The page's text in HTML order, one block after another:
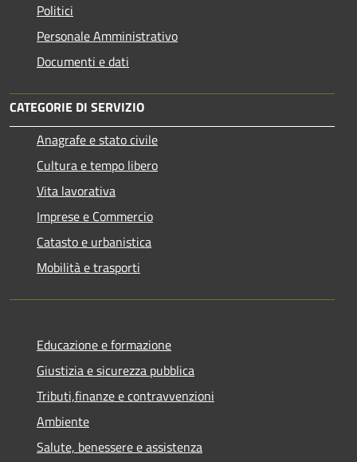
Politici
Personale Amministrativo
Documenti e dati
CATEGORIE DI SERVIZIO
Anagrafe e stato civile
Cultura e tempo libero
Vita lavorativa
Imprese e Commercio
Catasto e urbanistica
Mobilità e trasporti
Educazione e formazione
Giustizia e sicurezza pubblica
Tributi,finanze e contravvenzioni
Ambiente
Salute, benessere e assistenza